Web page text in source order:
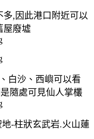
,因此港口附近可以
屋廢墟
白沙、西嶼可以看
隨處可見仙人掌欉
-柱狀玄武岩.火山蓮